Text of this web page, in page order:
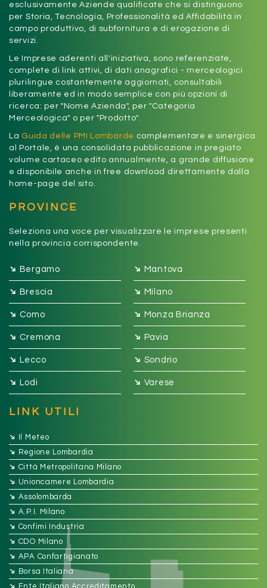
esclusivamente Aziende qualificate che si distinguono
per Storia, Tecnologia, Professionalità ed Affidabilità in
campo produttivo, di subfornitura e di erogazione di
servizi.
Le Imprese aderenti all'iniziativa, sono referenziate,
complete di link attivi, di dati anagrafici - merceologici
plurilingue costantemente aggiornati, consultabili
liberamente ed in modo semplice con più opzioni di
ricerca: per "Nome Azienda", per "Categoria
Merceologica" o per "Prodotto".
La Guida delle PMI Lombarde complementare e sinergica
al Portale, è una consolidata pubblicazione in pregiato
volume cartaceo edito annualmente, a grande diffusione
e disponibile anche in free download direttamente dalla
home-page del sito.
PROVINCE
Seleziona una voce per visualizzare le imprese presenti
nella provincia corrispondente.
➔ Bergamo ➔ Mantova
➔ Brescia ➔ Milano
➔ Como ➔ Monza Brianza
➔ Cremona ➔ Pavia
➔ Lecco ➔ Sondrio
➔ Lodi ➔ Varese
LINK UTILI
➔ Il Meteo
➔ Regione Lombardia
➔ Città Metropolitana Milano
➔ Unioncamere Lombardia
➔ Assolombarda
➔ A.P.I. Milano
➔ Confimi Industria
➔ CDO Milano
➔ APA Confartigianato
➔ Borsa Italiana
Ente Italiano Accreditamento